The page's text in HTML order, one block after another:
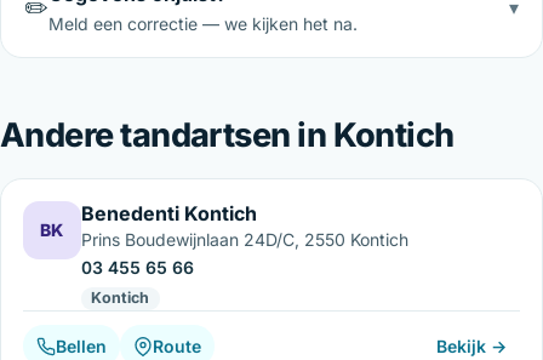
✏️
Meld een correctie — we kijken het na.
▾
Andere tandartsen in Kontich
BK
Benedenti Kontich
Prins Boudewijnlaan 24D/C, 2550 Kontich
03 455 65 66
Kontich
Bellen Route Bekijk →